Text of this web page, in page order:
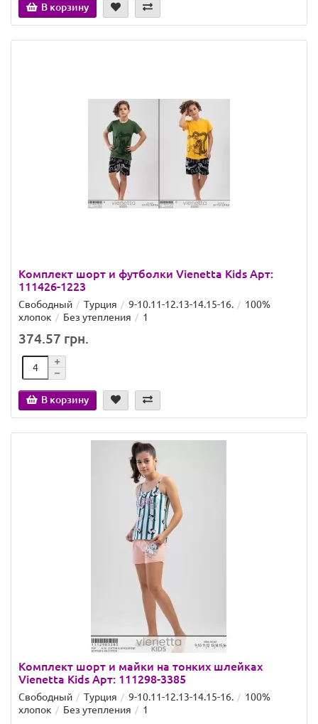
В корзину
Комплект шорт и футболки Vienetta Kids Арт:
111426-1223
Свободный Турция 9-10.11-12.13-14.15-16.
100%
хлопок
Без утепления 1
374.57 грн.
В корзину
Комплект шорт и майки на тонких шлейках
Vienetta Kids Арт: 111298-3385
Свободный Турция 9-10.11-12.13-14.15-16.
100%
хлопок
Без утепления 1